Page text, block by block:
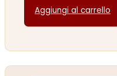
Aggiungi al carrello